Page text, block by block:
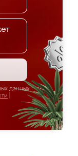
данных